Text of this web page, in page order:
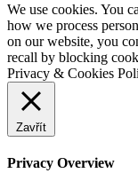
We use cookies. You
how we process
on our website, you
recall by blocking
Privacy & Cookies
Zavřít
Privacy Overview